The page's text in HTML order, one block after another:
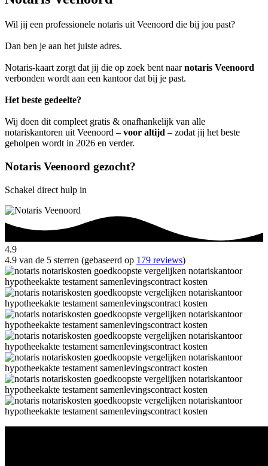
Wil jij een professionele notaris uit Veenoord die bij jou past?
Dan ben je aan het juiste adres.
Notaris-kaart zorgt dat jij die op zoek bent naarnotaris Veenoord
verbonden wordt aan een kantoor dat bij je past.
Het beste gedeelte?
Wij doen dit compleet gratis & onafhankelijk van alle
notariskantoren uit Veenoord – voor altijd – zodat jij het beste
geholpen wordt in 2026 en verder.
Notaris Veenoord gezocht?
Schakel direct hulp in
4.9
4.9 van de 5 sterren (gebaseerd op 179 reviews)